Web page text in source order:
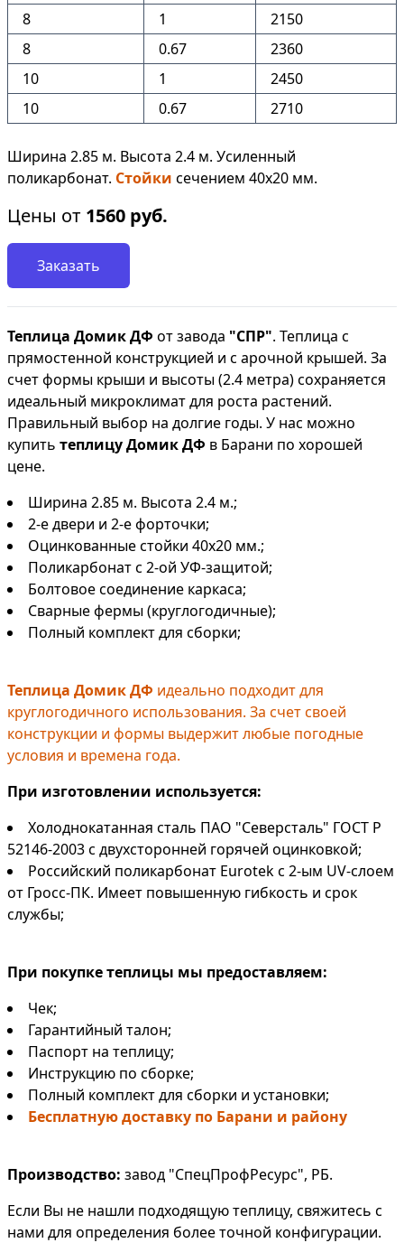
8
1
2150
8
0.67
2360
10
1
2450
10
0.67 2710
Ширина 2.85 м. Высота 2.4 м. Усиленный
поликарбонат. Стойки сечением 40х20 мм.
Цены от 1560 руб.
Заказать
Теплица Домик ДФ от завода "СПР". Теплица с
прямостенной конструкцией и с арочной крышей. За
счет формы крыши и высоты (2.4 метра) сохраняется
идеальный микроклимат для роста растений.
Правильный выбор на долгие годы. У нас можно
купить теплицу Домик ДФ в Барани по хорошей
цене.
Ширина 2.85 м. Высота 2.4 м.;
2-е двери и 2-е форточки;
Оцинкованные стойки 40х20 мм.;
Поликарбонат с 2-ой УФ-защитой;
Болтовое соединение каркаса;
Сварные фермы (круглогодичные);
Полный комплект для сборки;
Теплица Домик ДФ идеально подходит для
круглогодичного использования. За счет своей
конструкции и формы выдержит любые погодные
условия и времена года.
При изготовлении используется:
Холоднокатанная сталь ПАО "Северсталь" ГОСТ Р
52146-2003 с двухсторонней горячей оцинковкой;
Российский поликарбонат Eurotek с 2-ым UV-слоем
от Гросс-ПК. Имеет повышенную гибкость и срок
службы;
При покупке теплицы мы предоставляем:
Чек;
Гарантийный талон;
Паспорт на теплицу;
Инструкцию по сборке;
Полный комплект для сборки и установки;
Бесплатную доставку по Барани и району
Производство: завод "СпецПрофРесурс", РБ.
Если Вы не нашли подходящую теплицу, свяжитесь с
нами для определения более точной конфигурации.